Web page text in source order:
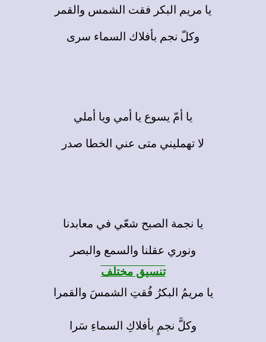
يا مريم البكر فقت الشمس والقمر
وكلّ نجم بأفلاك السماء سرى
يا أمّ يسوع يا أمي ويا أملي
لا تهمليني متى عني الخطا صدر
يا نجمة الصبح شعّي في معابدنا
ونوري عقلنا والسمع والبصر
تنسيق مختلف
يا مريمُ البكرُ فُقتِ الشمسَ والقمرا
وكلَّ نجمٍ بأفلاكِ السماءِ سَرا